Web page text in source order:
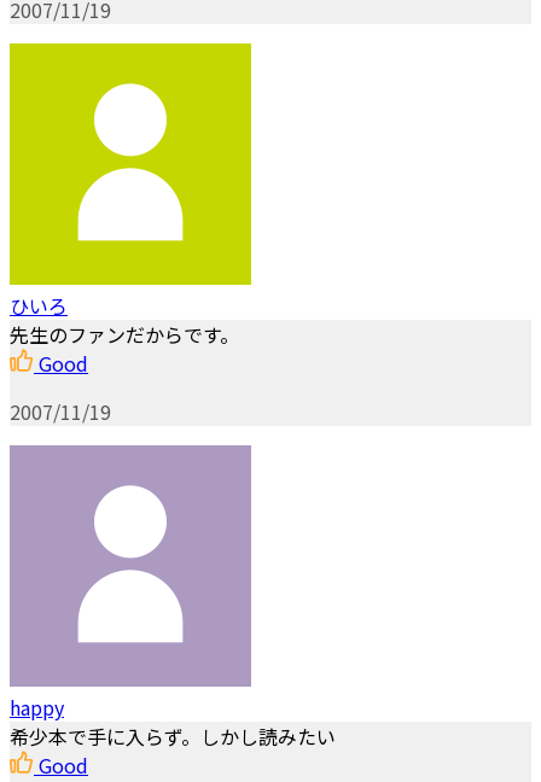
2007/11/19
ひいろ
先生のファンだからです。
Good
2007/11/19
happy
希少本で手に入らず。しかし読みたい
Good